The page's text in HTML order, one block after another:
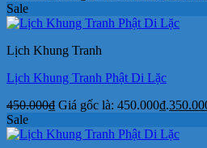
Sale
Lịch Khung Tranh
Lịch Khung Tranh Phật Di Lặc
450.000₫ Giá gốc là: 450.000₫.
Sale